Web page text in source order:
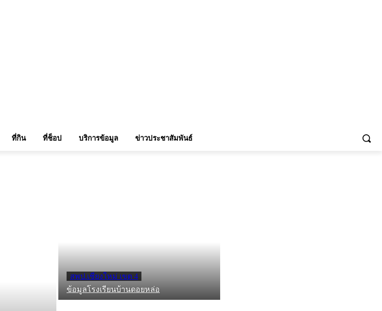
ที่กิน ที่ช็อป บริการข้อมูล ข่าวประชาสัมพันธ์
สพป.เชียงใหม่ เขต 4
ข้อมูลโรงเรียนบ้านดอยหล่อ